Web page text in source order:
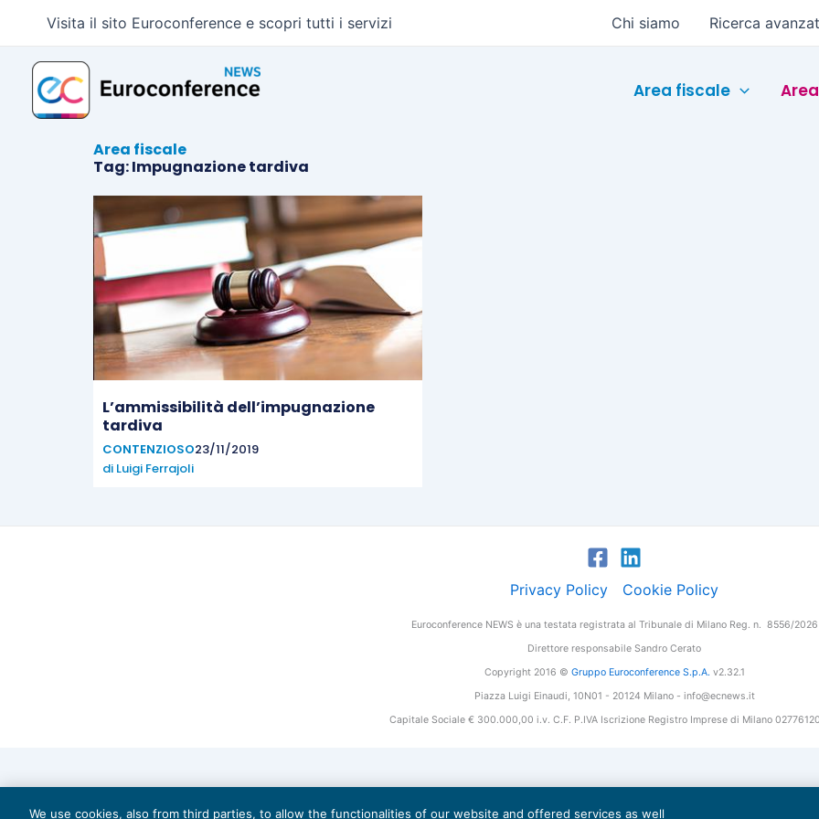
contenuto
Visita il sito Euroconference e scopri tutti i servizi Chi siamo Ricerca
Area fiscale
Area fiscale
Tag: Impugnazione tardiva
L’ammissibilità dell’impugnazione
tardiva
CONTENZIOSO23/11/2019
di Luigi Ferrajoli
Privacy Policy Cookie Policy
Euroconference NEWS è una testata registrata al Tribunale di Milano Reg. n. 8556/2026
Direttore responsabile Sandro Cerato
Copyright 2016 © Gruppo Euroconference S.p.A. v2.32.1
Piazza Luigi Einaudi, 10N01 - 20124 Milano - info@ecnews.it
Capitale Sociale € 300.000,00 i.v. C.F. P.IVA Iscrizione Registro Imprese di Milano
We use cookies, also from third parties, to allow the functionalities of our website and offered services as well